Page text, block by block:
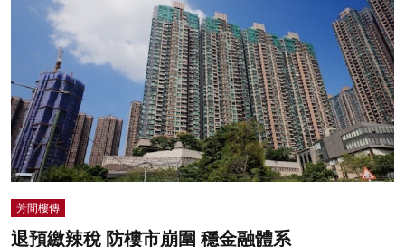
芳間樓傳
退預繳辣稅 防樓市崩圍 穩金融體系